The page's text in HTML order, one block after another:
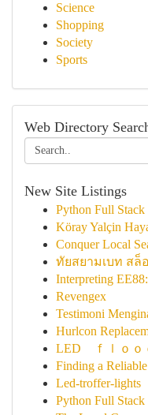
Science
Shopping
Society
Sports
Web Directory
New Site Listings
Python Full Stack
Köray Yalçin
Conquer Local
ทัยสยามเบท ส
Interpreting
Revengex
Testimoni
Hurlcon
LED ｆｌｏｏ
Finding a
Led-troffer-lights
Python Full Stack